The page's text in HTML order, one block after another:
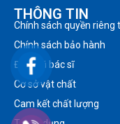
THÔNG TIN
Chính sách quyền riêng
Chính sách bảo hành
Đội ngũ bác sĩ
Cơ sở vật chất
Cam kết chất lượng